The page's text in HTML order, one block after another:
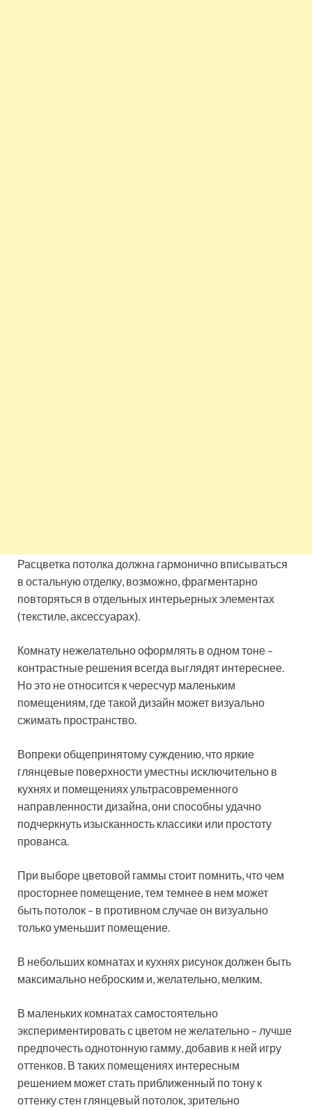
Расцветка потолка должна гармонично вписываться
в остальную отделку, возможно, фрагментарно
повторяться в отдельных интерьерных элементах
(текстиле, аксессуарах).
Комнату нежелательно оформлять в одном тоне –
контрастные решения всегда выглядят интереснее.
Но это не относится к чересчур маленьким
помещениям, где такой дизайн может визуально
сжимать пространство.
Вопреки общепринятому суждению, что яркие
глянцевые поверхности уместны исключительно в
кухнях и помещениях ультрасовременного
направленности дизайна, они способны удачно
подчеркнуть изысканность классики или простоту
прованса.
При выборе цветовой гаммы стоит помнить, что чем
просторнее помещение, тем темнее в нем может
быть потолок – в противном случае он визуально
только уменьшит помещение.
В небольших комнатах и кухнях рисунок должен быть
максимально неброским и, желательно, мелким.
В маленьких комнатах самостоятельно
экспериментировать с цветом не желательно – лучше
предпочесть однотонную гамму, добавив к ней игру
оттенков. В таких помещениях интересным
решением может стать приближенный по тону к
оттенку стен глянцевый потолок, зрительно